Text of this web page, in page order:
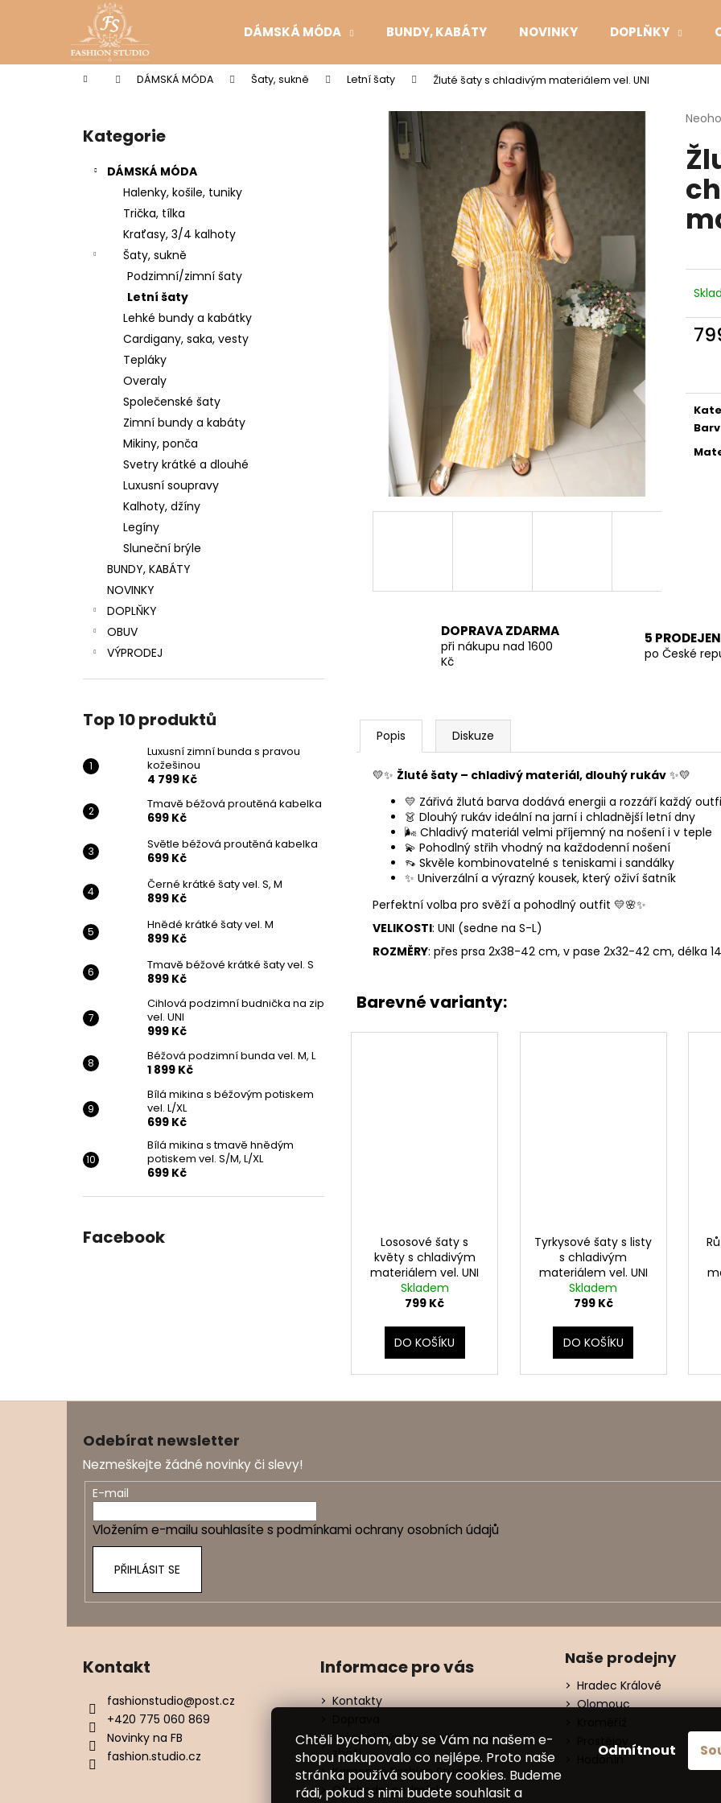
Chtěli bychom, aby se Vám na našem e-
shopu nakupovalo co nejlépe. Proto naše
stránka používá soubory cookies. Budeme
rádi, pokud s nimi budete souhlasit a
Odmítnout
DÁMSKÁ MÓDA BUNDY, KABÁTY NOVINKY DOPLŇKY
Domů DÁMSKÁ MÓDA Šaty, sukně Letní šaty Žluté šaty s chladivým materiálem vel. UNI
Přeskočit
kategorie
Kategorie
DÁMSKÁ MÓDA
Halenky, košile, tuniky
Trička, tílka
Kraťasy, 3/4 kalhoty
Šaty, sukně
Podzimní/zimní šaty
Letní šaty
Lehké bundy a kabátky
Cardigany, saka, vesty
Tepláky
Overaly
Společenské šaty
Zimní bundy a kabáty
Mikiny, ponča
Svetry krátké a dlouhé
Luxusní soupravy
Kalhoty, džíny
Legíny
Sluneční brýle
BUNDY, KABÁTY
NOVINKY
DOPLŇKY
OBUV
VÝPRODEJ
Top 10 produktů
Luxusní zimní bunda s pravou
kožešinou
4 799 Kč
Tmavě béžová proutěná kabelka
699 Kč
Světle béžová proutěná kabelka
699 Kč
Černé krátké šaty vel. S, M
899 Kč
Hnědé krátké šaty vel. M
899 Kč
Tmavě béžové krátké šaty vel. S
899 Kč
Cihlová podzimní budnička na zip
vel. UNI
999 Kč
Béžová podzimní bunda vel. M, L
1 899 Kč
Bílá mikina s béžovým potiskem
vel. L/XL
699 Kč
Bílá mikina s tmavě hnědým
potiskem vel. S/M, L/XL
699 Kč
Facebook
je
z
5
DOPRAVA ZDARMA
při nákupu nad 1600
Kč
5 PRODEJEN
po České
Popis Diskuze
💛✨ Žluté šaty – chladivý materiál, dlouhý rukáv ✨💛
💛 Zářivá žlutá barva dodává energii a rozzáří každý
👗 Dlouhý rukáv ideální na jarní i chladnější letní dny
🌬️ Chladivý materiál velmi příjemný na nošení i v teple
💫 Pohodlný střih vhodný na každodenní nošení
👡 Skvěle kombinovatelné s teniskami i sandálky
✨ Univerzální a výrazný kousek, který oživí šatník
Perfektní volba pro svěží a pohodlný outfit 💛🌸✨
VELIKOSTI: UNI (sedne na S-L)
ROZMĚRY: přes prsa 2x38-42 cm, v pase 2x32-42 cm, délka
Barevné varianty:
Lososové šaty s
květy s chladivým
materiálem vel. UNI
Skladem
799 Kč
DO KOŠÍKU
Tyrkysové šaty s listy
s chladivým
materiálem vel. UNI
Skladem
799 Kč
DO KOŠÍKU
í
Zpět
do
Zpět
do
Co potřebujete najít?
Doporučujeme
LUXUSNÍ ZIMNÍ BUNDA S PRAVOU
KOŽEŠINOU
4 799 Kč
Původně: 5 999 Kč
TMAVĚ BÉŽOVÁ PROUTĚNÁ KABELKA
699 Kč
SVĚTLE
699 Kč
Odebírat newsletter
Nezmeškejte žádné novinky či slevy!
E-mail
Vložením e-mailu souhlasíte s podmínkami ochrany osobních údajů
PŘIHLÁSIT SE
Kontakt
fashionstudio@post.cz
+420 775 060 869
Novinky na FB
fashion.studio.cz
Informace pro vás
Kontakty
Vrácení, výměna, reklamace
zboží
Kamenná Fashion Studia
Obchodní podmínky
Naše prodejny
Hradec Králové
Olomouc
Hodonín